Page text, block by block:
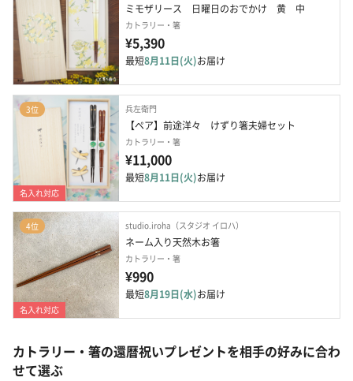
ミモザリース　日曜日のおでかけ　黄　中
カトラリー・箸
¥5,390
最短8月11日(火)お届け
3位
名入れ対応
兵左衛門
【ペア】前途洋々　けずり箸夫婦セット
カトラリー・箸
¥11,000
最短8月11日(火)お届け
4位
名入れ対応
studio.iroha（スタジオ イロハ）
ネーム入り天然木お箸
カトラリー・箸
¥990
最短8月19日(水)お届け
カトラリー・箸の還暦祝いプレゼントを相手の好みに合わ
せて選ぶ